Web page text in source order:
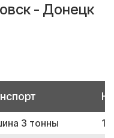
- Донецк
3 тонны